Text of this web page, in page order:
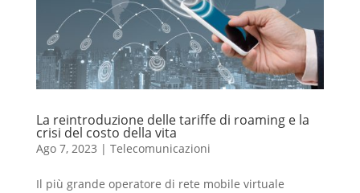
La reintroduzione delle tariffe di roaming e la
crisi del costo della vita
Ago 7, 2023 | Telecomunicazioni
Il più grande operatore di rete mobile virtuale